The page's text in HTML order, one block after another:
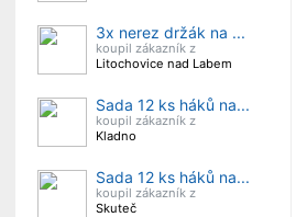
3x nerez držák na ...
koupil zákazník z
Litochovice nad Labem
Sada 12 ks háků na...
koupil zákazník z
Kladno
Sada 12 ks háků na...
koupil zákazník z
Skuteč